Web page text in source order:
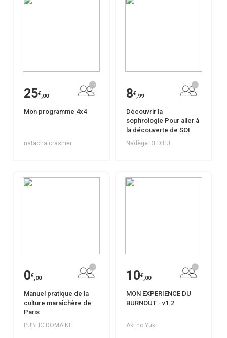
25€,00
Mon programme 4x4
natacha crasnier
8€,99
Découvrir la
sophrologie Pour aller à
la découverte de SOI
Nadège DEDIEU
0€,00
Manuel pratique de la
culture maraîchère de
Paris
PUBLIC DOMAINE
10€,00
MON EXPERIENCE DU
BURNOUT - v1.2
Aki no Yuki